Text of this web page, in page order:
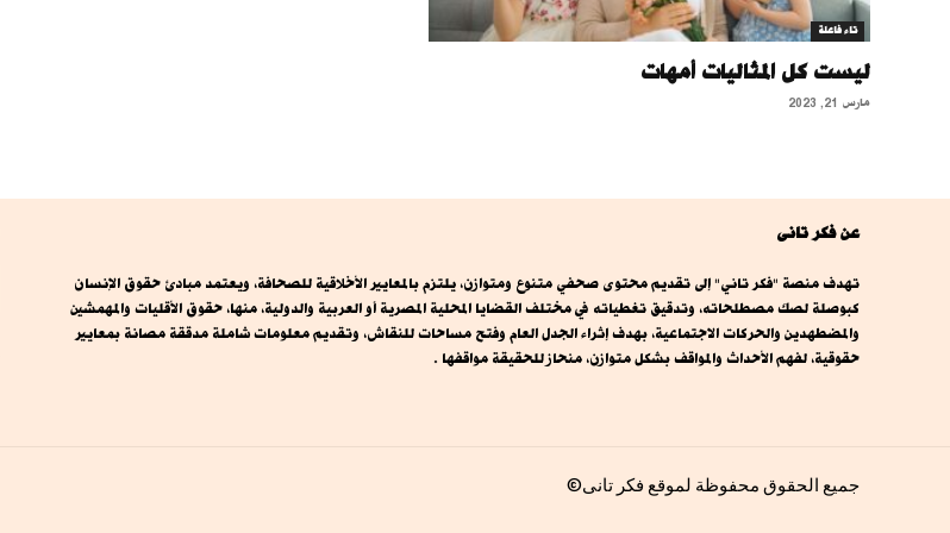
تاء فاعلة
ليست كل المثاليات أمهات
مارس 21, 2023
عن فكر تانى
تهدف منصة "فكر تاني" إلى تقديم محتوى صحفي متنوع ومتوازن، يلتزم بالمعايير الأخلاقية للصحافة، ويعتمد مبادئ حقوق الإنسان
كبوصلة لصك مصطلحاته، وتدقيق تغطياته في مختلف القضايا المحلية المصرية أو العربية والدولية، منها، حقوق الأقليات والمهمشين
والمضطهدين والحركات الاجتماعية، بهدف إثراء الجدل العام وفتح مساحات للنقاش، وتقديم معلومات شاملة مدققة مصانة بمعايير
حقوقية، لفهم الأحداث والمواقف بشكل متوازن، منحاز للحقيقة مواقفها .
جميع الحقوق محفوظة لموقع فكر تانى©